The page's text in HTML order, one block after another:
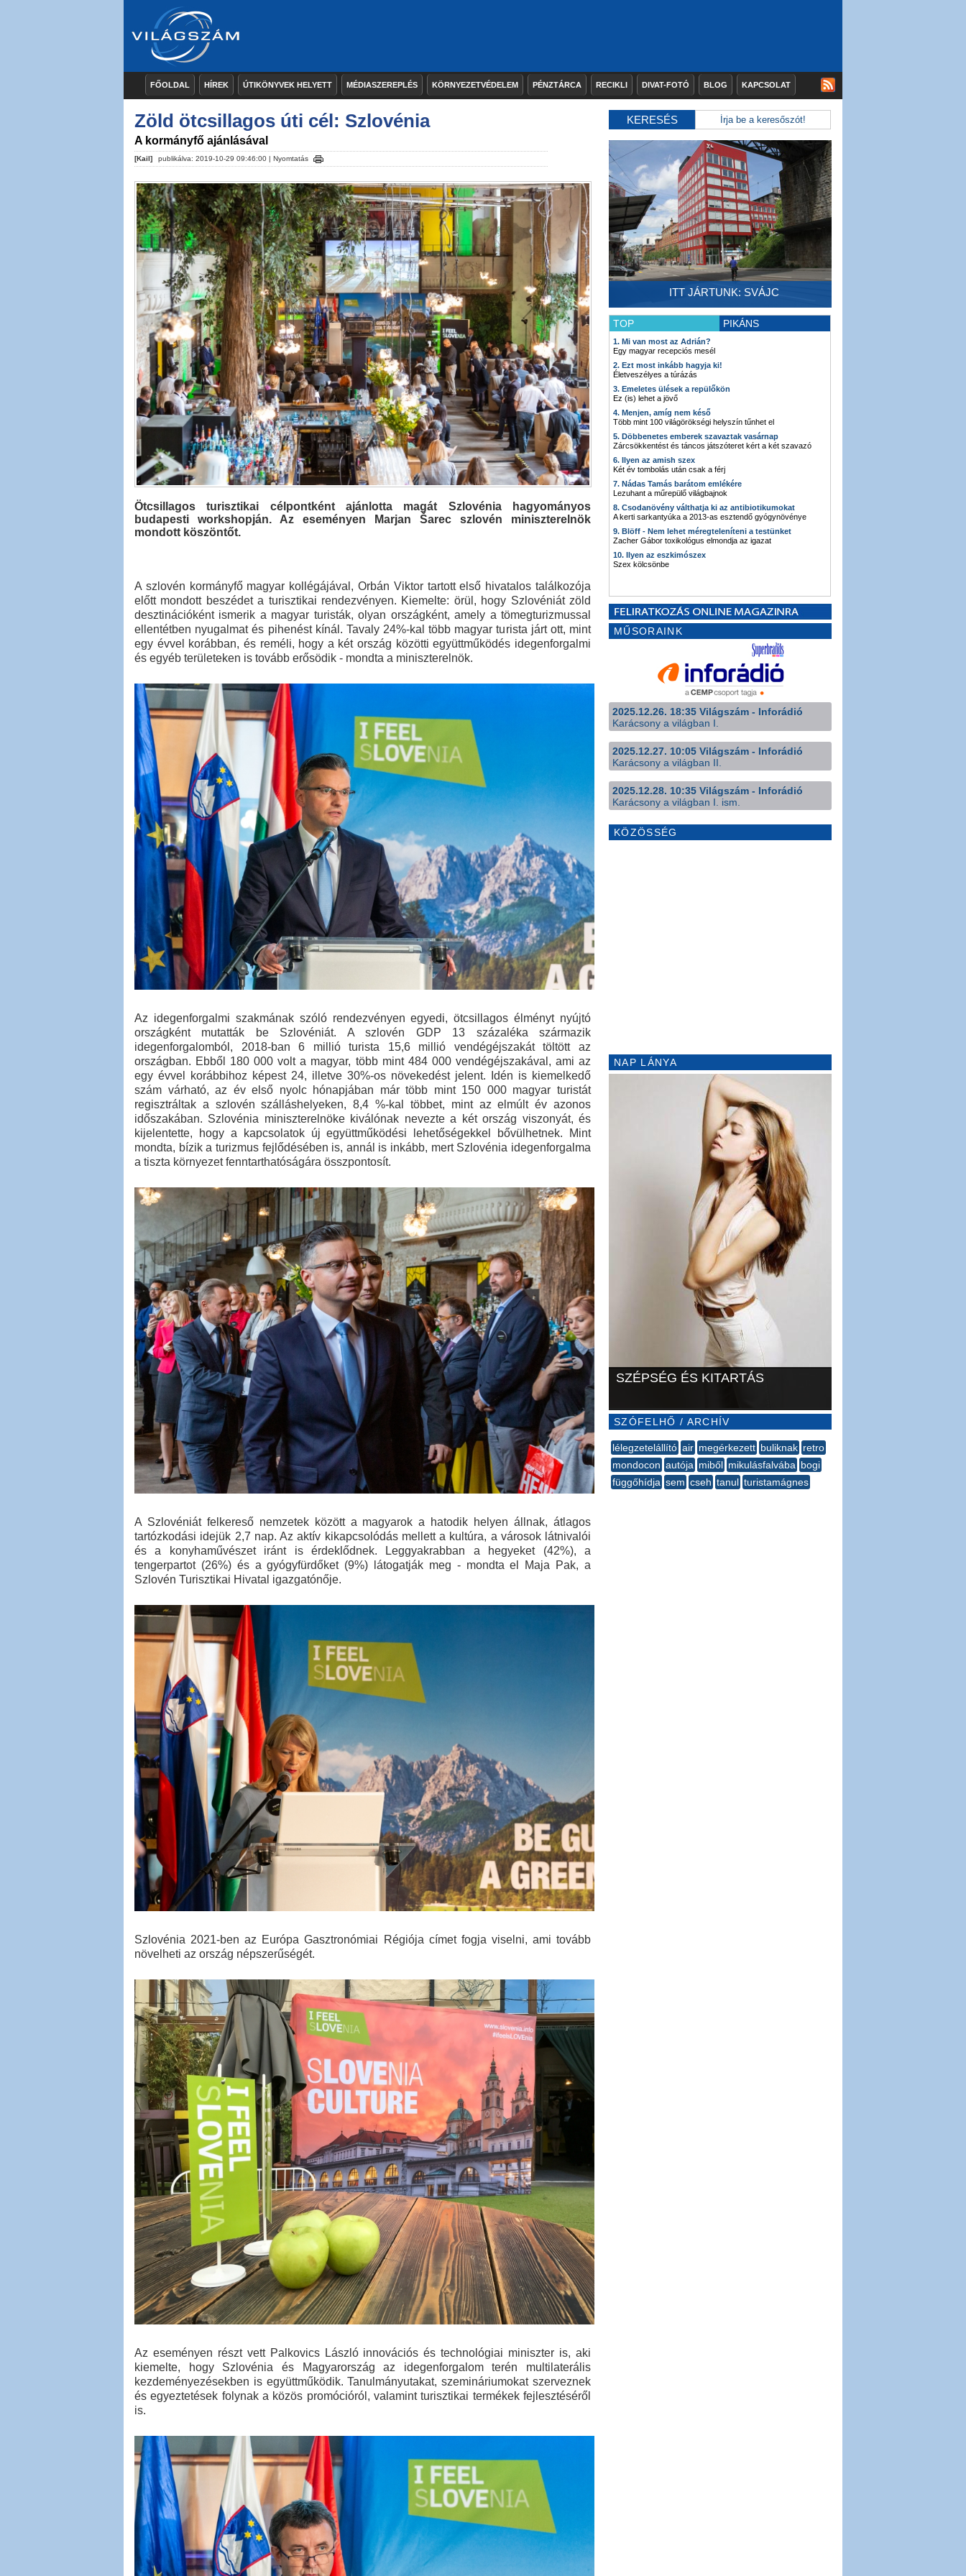
FŐOLDAL HÍREK ÚTIKÖNYVEK HELYETT MÉDIASZEREPLÉS KÖRNYEZETVÉDELEM PÉNZTÁRCA RECIKLI DIVAT-FOTÓ BLOG KAPCSOLAT
Zöld ötcsillagos úti cél: Szlovénia
A kormányfő ajánlásával
[Kail] publikálva: 2019-10-29 09:46:00 | Nyomtatás
Ötcsillagos turisztikai célpontként ajánlotta magát Szlovénia hagyományos
budapesti workshopján. Az eseményen Marjan Šarec szlovén miniszterelnök
mondott köszöntőt.
A szlovén kormányfő magyar kollégájával, Orbán Viktor tartott első hivatalos találkozója
előtt mondott beszédet a turisztikai rendezvényen. Kiemelte: örül, hogy Szlovéniát zöld
desztinációként ismerik a magyar turisták, olyan országként, amely a tömegturizmussal
ellentétben nyugalmat és pihenést kínál. Tavaly 24%-kal több magyar turista járt ott, mint
egy évvel korábban, és reméli, hogy a két ország közötti együttműködés idegenforgalmi
és egyéb területeken is tovább erősödik - mondta a miniszterelnök.
Az idegenforgalmi szakmának szóló rendezvényen egyedi, ötcsillagos élményt nyújtó
országként mutatták be Szlovéniát. A szlovén GDP 13 százaléka származik
idegenforgalomból, 2018-ban 6 millió turista 15,6 millió vendégéjszakát töltött az
országban. ​Ebből 180 000 volt a magyar, több mint 484 000 vendégéjszakával, ami az
egy évvel korábbihoz képest 24, illetve 30%-os növekedést jelent. Idén is kiemelkedő
szám várható, az év első nyolc hónapjában már több mint 150 000 magyar turistát
regisztráltak a szlovén szálláshelyeken, 8,4 %-kal többet, mint az elmúlt év azonos
időszakában. Szlovénia miniszterelnöke kiválónak nevezte a két ország viszonyát, és
kijelentette, hogy a kapcsolatok új együttműködési lehetőségekkel bővülhetnek. Mint
mondta, bízik a turizmus fejlődésében is, annál is inkább, mert Szlovénia idegenforgalma
a tiszta környezet fenntarthatóságára összpontosít.
A Szlovéniát felkereső nemzetek között a magyarok a hatodik helyen állnak, átlagos
tartózkodási idejük 2,7 nap. Az aktív kikapcsolódás mellett a kultúra, a városok látnivalói
és a konyhaművészet iránt is érdeklődnek. Leggyakrabban a hegyeket (42%), a
tengerpartot (26%) és a gyógyfürdőket (9%) látogatják meg - mondta el Maja Pak, a
Szlovén Turisztikai Hivatal igazgatónője.
Szlovénia 2021-ben az Európa Gasztronómiai Régiója címet fogja viselni, ami tovább
növelheti az ország népszerűségét.
Az eseményen részt vett Palkovics László innovációs és technológiai miniszter is, aki
kiemelte, hogy Szlovénia és Magyarország az idegenforgalom terén multilaterális
kezdeményezésekben is együttműködik. Tanulmányutakat, szemináriumokat szerveznek
és egyeztetések folynak a közös promócióról, valamint turisztikai termékek fejlesztéséről
is.
KERESÉS
ITT JÁRTUNK: SVÁJC
TOP PIKÁNS
1. Mi van most az Adrián?
Egy magyar recepciós mesél
2. Ezt most inkább hagyja ki!
Életveszélyes a túrázás
3. Emeletes ülések a repülőkön
Ez (is) lehet a jövő
4. Menjen, amíg nem késő
Több mint 100 világörökségi helyszín tűnhet el
5. Döbbenetes emberek szavaztak vasárnap
Zárcsökkentést és táncos játszóteret kért a két szavazó
6. Ilyen az amish szex
Két év tombolás után csak a férj
7. Nádas Tamás barátom emlékére
Lezuhant a műrepülő világbajnok
8. Csodanövény válthatja ki az antibiotikumokat
A kerti sarkantyúka a 2013-as esztendő gyógynövénye
9. Blöff - Nem lehet méregteleníteni a testünket
Zacher Gábor toxikológus elmondja az igazat
10. Ilyen az eszkimószex
Szex kölcsönbe
MŰSORAINK
2025.12.26. 18:35 Világszám - Inforádió
Karácsony a világban I.
2025.12.27. 10:05 Világszám - Inforádió
Karácsony a világban II.
2025.12.28. 10:35 Világszám - Inforádió
Karácsony a világban I. ism.
KÖZÖSSÉG
NAP LÁNYA
SZÉPSÉG ÉS KITARTÁS
SZÓFELHŐ / ARCHÍV
lélegzetelállító air megérkezett buliknak retro
mondocon autója miből mikulásfalvába bogi
függőhídja sem cseh tanul turistamágnes